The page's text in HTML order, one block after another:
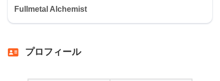
Fullmetal Alchemist
プロフィール